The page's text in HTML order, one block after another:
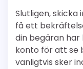
Slutligen, skicka
få ett
din begäran
konto för att se
vanligtvis sker